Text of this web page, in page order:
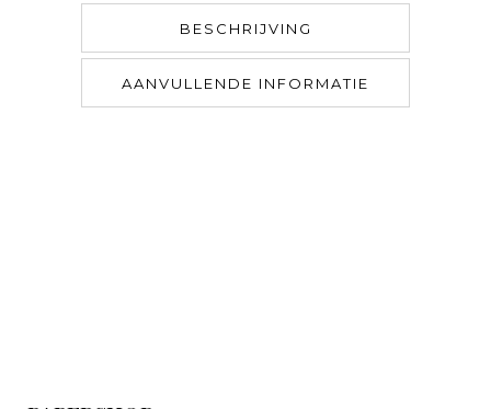
BESCHRIJVING
AANVULLENDE INFORMATIE